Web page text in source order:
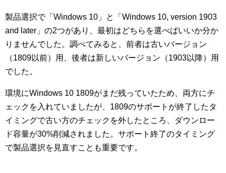
製品選択で「Windows 10」と「Windows 10, version 1903
and later」の2つがあり、最初はどちらを選べばいいか分か
りませんでした。調べてみると、前者は古いバージョン
（1809以前）用、後者は新しいバージョン（1903以降）用
でした。
環境にWindows 10 1809がまだ残っていたため、両方にチ
ェックを入れていましたが、1809のサポートが終了したタ
イミングで古い方のチェックを外したところ、ダウンロー
ド容量が30%削減されました。サポート終了のタイミング
で製品選択を見直すことも重要です。